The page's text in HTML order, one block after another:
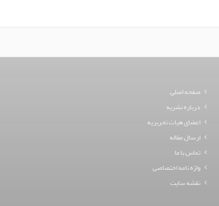
صفحه اصلی
درباره نشریه
اعضای هیات تحریریه
ارسال مقاله
تماس با ما
واژه نامه اختصاصی
نقشه سایت